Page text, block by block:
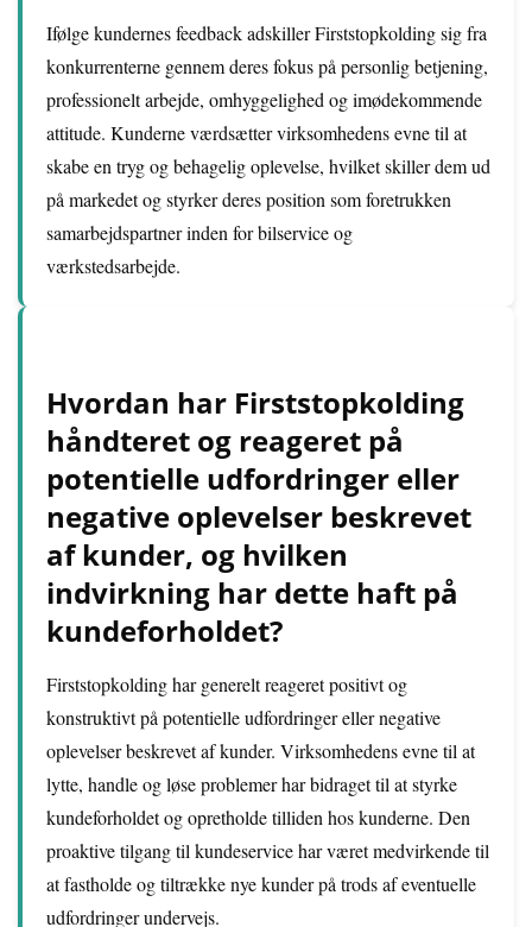
Ifølge kundernes feedback adskiller Firststopkolding sig fra
konkurrenterne gennem deres fokus på personlig betjening,
professionelt arbejde, omhyggelighed og imødekommende
attitude. Kunderne værdsætter virksomhedens evne til at
skabe en tryg og behagelig oplevelse, hvilket skiller dem ud
på markedet og styrker deres position som foretrukken
samarbejdspartner inden for bilservice og
værkstedsarbejde.
Hvordan har Firststopkolding
håndteret og reageret på
potentielle udfordringer eller
negative oplevelser beskrevet
af kunder, og hvilken
indvirkning har dette haft på
kundeforholdet?
Firststopkolding har generelt reageret positivt og
konstruktivt på potentielle udfordringer eller negative
oplevelser beskrevet af kunder. Virksomhedens evne til at
lytte, handle og løse problemer har bidraget til at styrke
kundeforholdet og opretholde tilliden hos kunderne. Den
proaktive tilgang til kundeservice har været medvirkende til
at fastholde og tiltrække nye kunder på trods af eventuelle
udfordringer undervejs.